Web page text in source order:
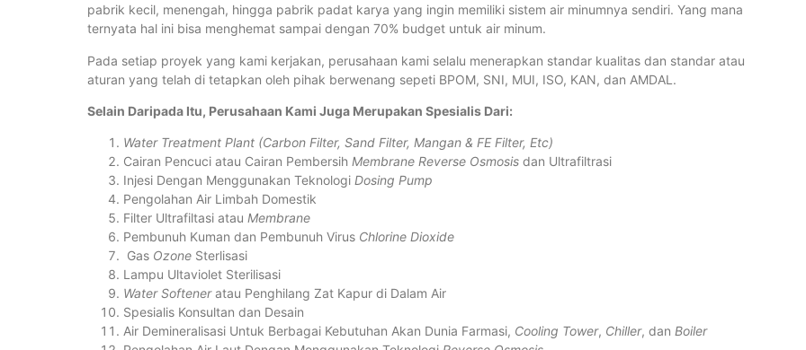
pabrik kecil, menengah, hingga pabrik padat karya yang ingin memiliki sistem air minumnya sendiri. Yang mana
ternyata hal ini bisa menghemat sampai dengan 70% budget untuk air minum.
Pada setiap proyek yang kami kerjakan, perusahaan kami selalu menerapkan standar kualitas dan standar atau
aturan yang telah di tetapkan oleh pihak berwenang sepeti BPOM, SNI, MUI, ISO, KAN, dan AMDAL.
Selain Daripada Itu, Perusahaan Kami Juga Merupakan Spesialis Dari:
Water Treatment Plant (Carbon Filter, Sand Filter, Mangan & FE Filter, Etc)
Cairan Pencuci atau Cairan Pembersih Membrane Reverse Osmosis dan Ultrafiltrasi
Injesi Dengan Menggunakan Teknologi Dosing Pump
Pengolahan Air Limbah Domestik
Filter Ultrafiltasi atau Membrane
Pembunuh Kuman dan Pembunuh Virus Chlorine Dioxide
Gas Ozone Sterlisasi
Lampu Ultaviolet Sterilisasi
Water Softeneratau Penghilang Zat Kapur di Dalam Air
Spesialis Konsultan dan Desain
Air Demineralisasi Untuk Berbagai Kebutuhan Akan Dunia Farmasi, Cooling Tower, Chiller, dan Boiler